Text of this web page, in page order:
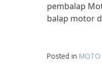
pembalap
balap motor
Posted in MOTO